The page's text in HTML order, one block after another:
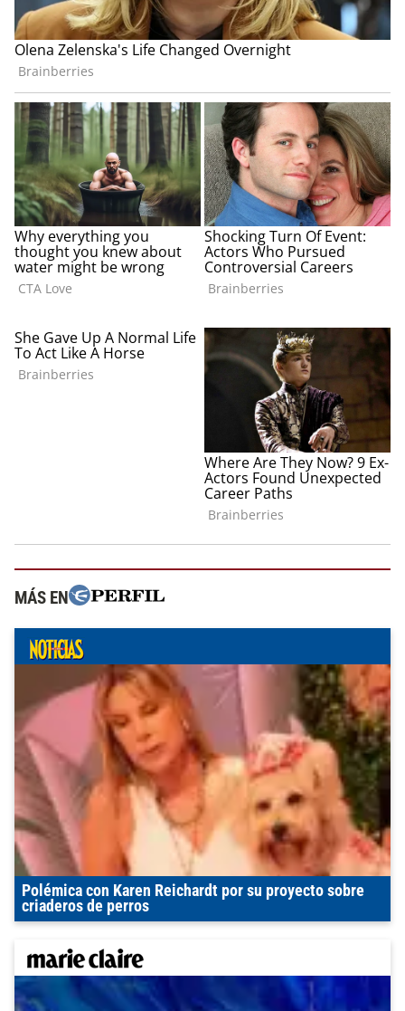
MÁS EN
Polémica con Karen Reichardt por su proyecto sobre
criaderos de perros